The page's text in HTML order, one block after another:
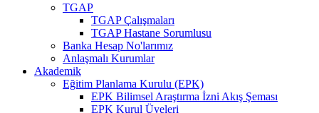
TGAP
TGAP Çalışmaları
TGAP Hastane Sorumlusu
Banka Hesap No'larımız
Anlaşmalı Kurumlar
Akademik
Eğitim Planlama Kurulu (EPK)
EPK Bilimsel Araştırma İzni Akış Şeması
EPK Kurul Üyeleri